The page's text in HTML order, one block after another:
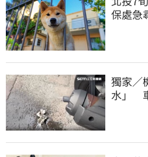
保處急
獨家／
水」